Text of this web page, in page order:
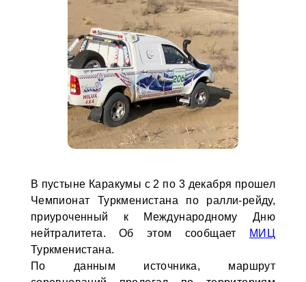
В пустыне Каракумы с 2 по 3 декабря прошел
Чемпионат Туркменистана по ралли-рейду,
приуроченный к Международному Дню
нейтралитета. Об этом сообщает
МИЦ
Туркменистана.
По данным источника, маршрут